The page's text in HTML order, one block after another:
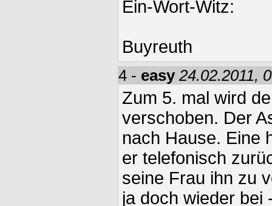
Ein-Wort-Witz:
Buyreuth
4 - easy 24.02.2011,
Zum 5. mal wird
verschoben. Der
nach Hause. Eine
er telefonisch
seine Frau ihn zu
ja doch wieder bei